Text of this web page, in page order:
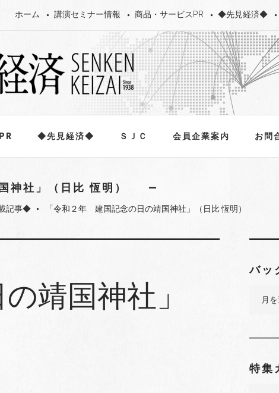
ホーム 講演セミナー情報 商品・サービスPR ◆先見経済◆
◆先見経済◆ ＳＪＣ 会員企業案内 お問
神社」（日比 恆明）
記事◆ fiber_manual_record 「令和２年 建国記念の日の靖国神社」（日比 恆明）
靖国神社」
バッ
ナ
バ
特集